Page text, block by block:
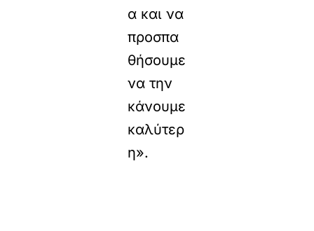
α και να
προσπα
θήσουμε
να την
κάνουμε
καλύτερ
η».